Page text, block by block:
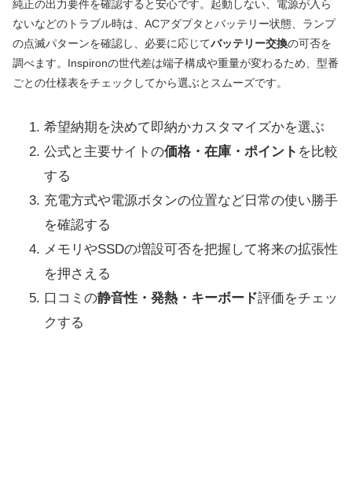
純正の出力要件を確認すると安心です。起動しない、電源が入ら
ないなどのトラブル時は、ACアダプタとバッテリー状態、ランプ
の点滅パターンを確認し、必要に応じてバッテリー交換の可否を
調べます。Inspironの世代差は端子構成や重量が変わるため、型番
ごとの仕様表をチェックしてから選ぶとスムーズです。
希望納期を決めて即納かカスタマイズかを選ぶ
公式と主要サイトの価格・在庫・ポイント を比較
する
充電方式や電源ボタンの位置など日常の使い勝手
を確認する
メモリやSSDの増設可否を把握して将来の拡張性
を押さえる
口コミの静音性・発熱・キーボード評価をチェッ
クする